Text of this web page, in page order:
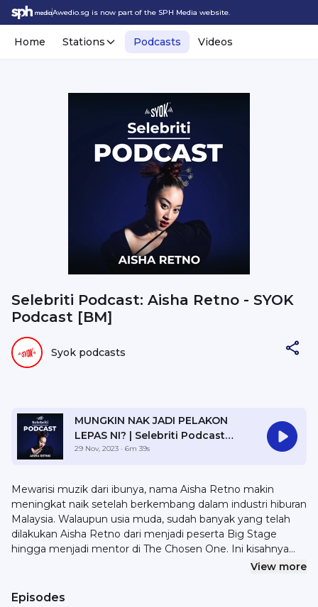
Awedio.sg is now part of the SPH Media website.
Home Stations Podcasts Videos
Selebriti Podcast: Aisha Retno - SYOK
Podcast [BM]
Syok podcasts
MUNGKIN NAK JADI PELAKON
LEPAS NI? | Selebriti Podcast
Aisha Retno EP6
29 Nov, 2023 · 6m 39s
Mewarisi muzik dari ibunya, nama Aisha Retno makin
meningkat naik setelah berkembang dalam industri hiburan
Malaysia. Walaupun usia muda, sudah banyak yang telah
dilakukan Aisha Retno dari menjadi peserta Big Stage
hingga menjadi mentor di The Chosen One. Ini kisahnya
dalam Selebriti Podcast Aisha Retno. Nak sponsor atau
2494632.
View more
Episodes